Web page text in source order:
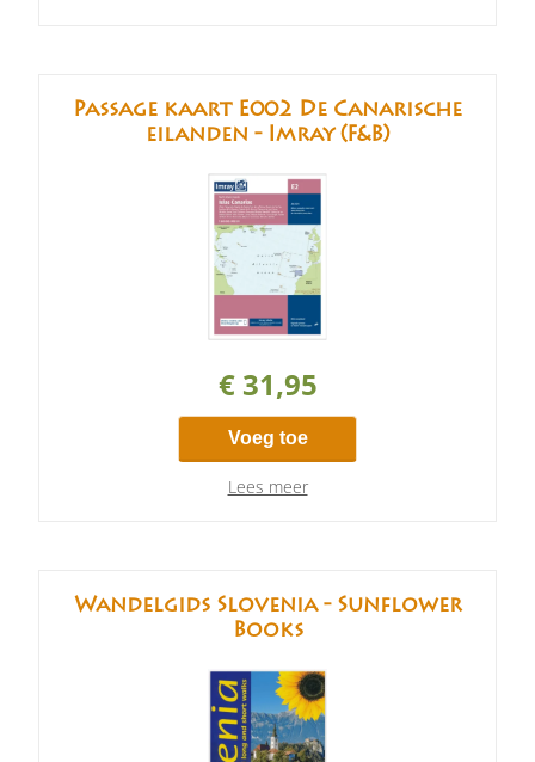
Passage kaart E002 De Canarische
eilanden - Imray (F&B)
€ 31,95
Voeg toe
Lees meer
Wandelgids Slovenia - Sunflower
Books